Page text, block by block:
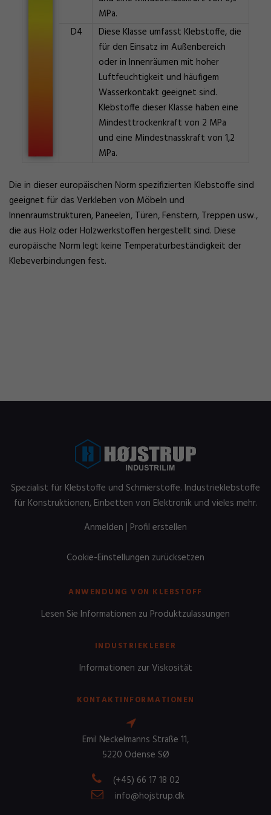
MPa.
D4
Diese Klasse umfasst Klebstoffe, die
für den Einsatz im Außenbereich
oder in Innenräumen mit hoher
Luftfeuchtigkeit und häufigem
Wasserkontakt geeignet sind.
Klebstoffe dieser Klasse haben eine
Mindesttrockenkraft von 2 MPa
und eine Mindestnasskraft von 1,2
MPa.
Die in dieser europäischen Norm spezifizierten Klebstoffe sind
geeignet für das Verkleben von Möbeln und
Innenraumstrukturen, Paneelen, Türen, Fenstern, Treppen usw.,
die aus Holz oder Holzwerkstoffen hergestellt sind. Diese
europäische Norm legt keine Temperaturbeständigkeit der
Klebeverbindungen fest.
Spezialist für Klebstoffe und Schmierstoffe. Industrieklebstoffe
für Konstruktionen, Einbetten von Elektronik und vieles mehr.
Anmelden | Profil erstellen
Cookie-Einstellungen zurücksetzen
ANWENDUNG VON KLEBSTOFF
Lesen Sie Informationen zu Produktzulassungen
INDUSTRIEKLEBER
Informationen zur Viskosität
KONTAKTINFORMATIONEN
Emil Neckelmanns Straße 11,
5220 Odense SØ
(+45) 66 17 18 02
info@hojstrup.dk